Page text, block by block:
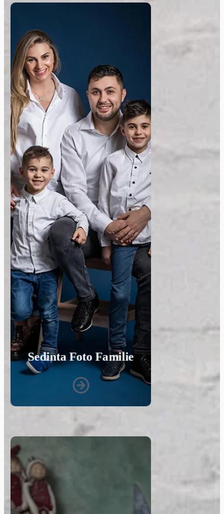
Sedinta Foto Familie
Sedinta Foto Familie
Sunt fotograf de familie,
specializat in capturarea
momentelor unice si
emotionante ale familiei dvs.
Imi place sa surprind iubirea si
legaturile familiare. Sunt
pregatit sa surprind cele mai
frumoase momente alaturi de cei
dragi.
Vezi Galeria Foto
Sedinta Foto Craciun
Sunt fotograf specializat in